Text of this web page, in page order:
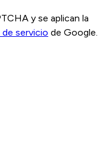
y se aplican la
de servicio de Google.